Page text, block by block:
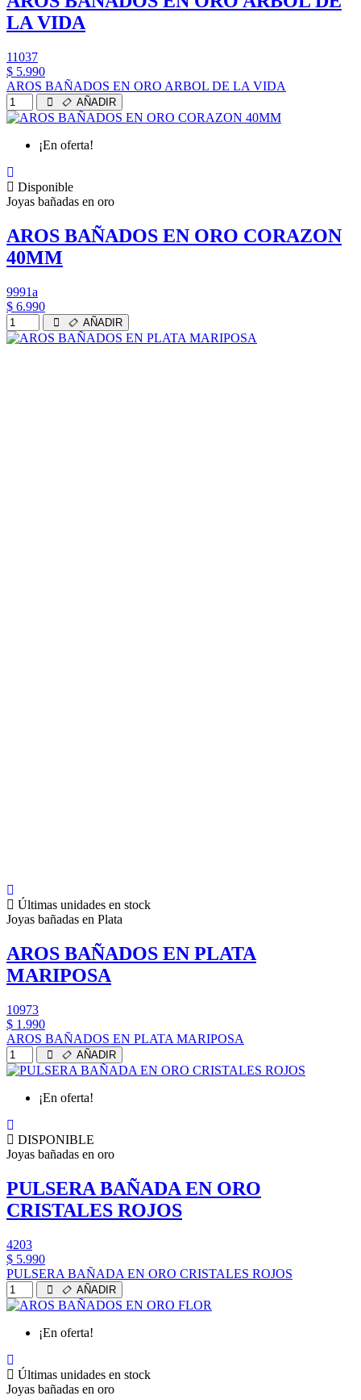
LA VIDA
11037
$ 5.990
AROS BAÑADOS EN ORO ARBOL DE LA VIDA
AÑADIR
¡En oferta!
Disponible
Joyas bañadas en oro
AROS BAÑADOS EN ORO CORAZON
40MM
9991a
$ 6.990
AÑADIR
Últimas unidades en stock
Joyas bañadas en Plata
AROS BAÑADOS EN PLATA
MARIPOSA
10973
$ 1.990
AROS BAÑADOS EN PLATA MARIPOSA
AÑADIR
¡En oferta!
DISPONIBLE
Joyas bañadas en oro
PULSERA BAÑADA EN ORO
CRISTALES ROJOS
4203
$ 5.990
PULSERA BAÑADA EN ORO CRISTALES ROJOS
AÑADIR
¡En oferta!
Últimas unidades en stock
Joyas bañadas en oro